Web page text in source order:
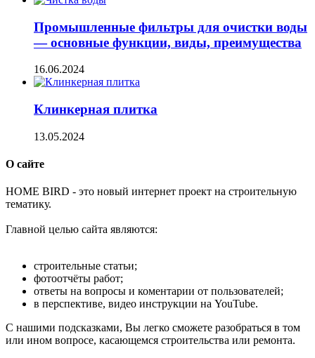
Промышленные фильтры для очистки воды
— основные функции, виды, преимущества
16.06.2024
Клинкерная плитка
13.05.2024
О сайте
HOME BIRD - это новый интернет проект на строительную
тематику.
Главной целью сайта являются:
строительные статьи;
фотоотчёты работ;
ответы на вопросы и коментарии от пользователей;
в перспективе, видео инструкции на YouTube.
С нашими подсказками, Вы легко сможете разобраться в том
или ином вопросе, касающемся строительства или ремонта.